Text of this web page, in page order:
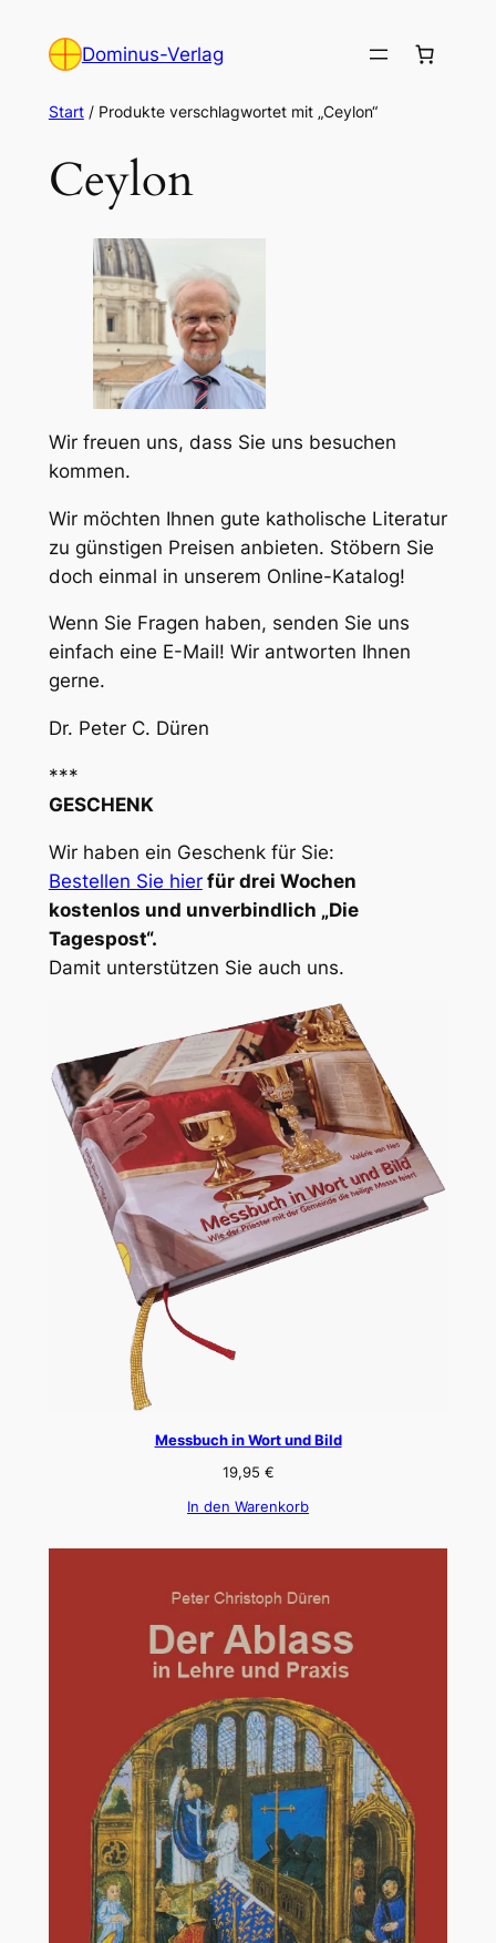
Inhalt
Dominus-Verlag
Start/ Produkte verschlagwortet mit „Ceylon“
Ceylon
Wir freuen uns, dass Sie uns besuchen
kommen.
Wir möchten Ihnen gute katholische Literatur
zu günstigen Preisen anbieten. Stöbern Sie
doch einmal in unserem Online-Katalog!
Wenn Sie Fragen haben, senden Sie uns
einfach eine E-Mail! Wir antworten Ihnen
gerne.
Dr. Peter C. Düren
***
GESCHENK
Wir haben ein Geschenk für Sie:
Bestellen Sie hier für drei Wochen
kostenlos und unverbindlich „Die
Tagespost“.
Damit unterstützen Sie auch uns.
Messbuch in Wort und Bild
19,95 €
In den Warenkorb